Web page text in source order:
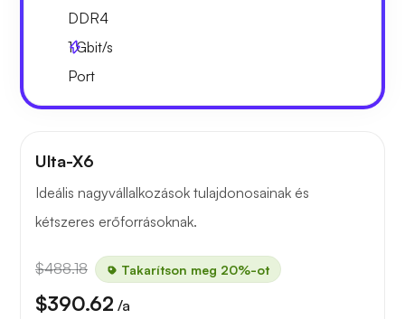
DDR4
1Gbit/s
Port
Ulta-X6
Ideális nagyvállalkozások tulajdonosainak és
kétszeres erőforrásoknak.
$488.18 Takarítson meg 20%-ot
$390.62 /a